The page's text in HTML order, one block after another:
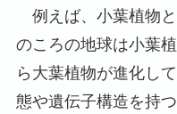
例えば、小葉植物と
のころの地球は小葉
ら大葉植物が進化し
態や遺伝子構造を持